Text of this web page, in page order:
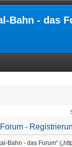
Bahn - das
-
Bahn - das Forum“